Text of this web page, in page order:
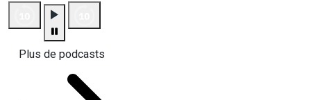
Plus de podcasts